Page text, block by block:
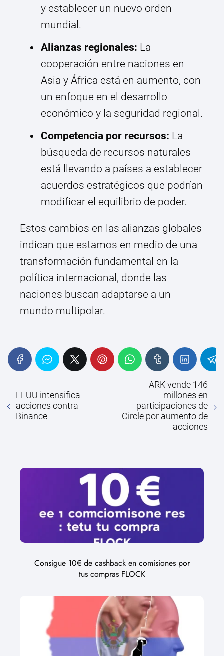
y establecer un nuevo orden
mundial.
Alianzas regionales: La
cooperación entre naciones en
Asia y África está en aumento, con
un enfoque en el desarrollo
económico y la seguridad regional.
Competencia por recursos: La
búsqueda de recursos naturales
está llevando a países a establecer
acuerdos estratégicos que podrían
modificar el equilibrio de poder.
Estos cambios en las alianzas globales
indican que estamos en medio de una
transformación fundamental en la
política internacional, donde las
naciones buscan adaptarse a un
mundo multipolar.
EEUU intensifica
acciones contra
Binance
ARK vende 146
millones en
participaciones de
Circle por aumento de
acciones
Consigue 10€ de cashback en comisiones por
tus compras FLOCK